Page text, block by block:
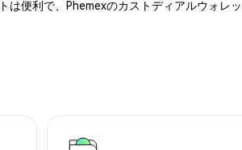
便利で、Phemexのカストディアルウォレ